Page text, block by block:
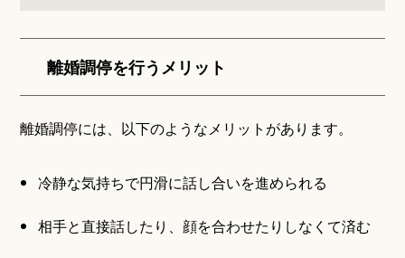
離婚調停を行うメリット
離婚調停には、以下のようなメリットがあります。
冷静な気持ちで円滑に話し合いを進められる
相手と直接話したり、顔を合わせたりしなくて済む